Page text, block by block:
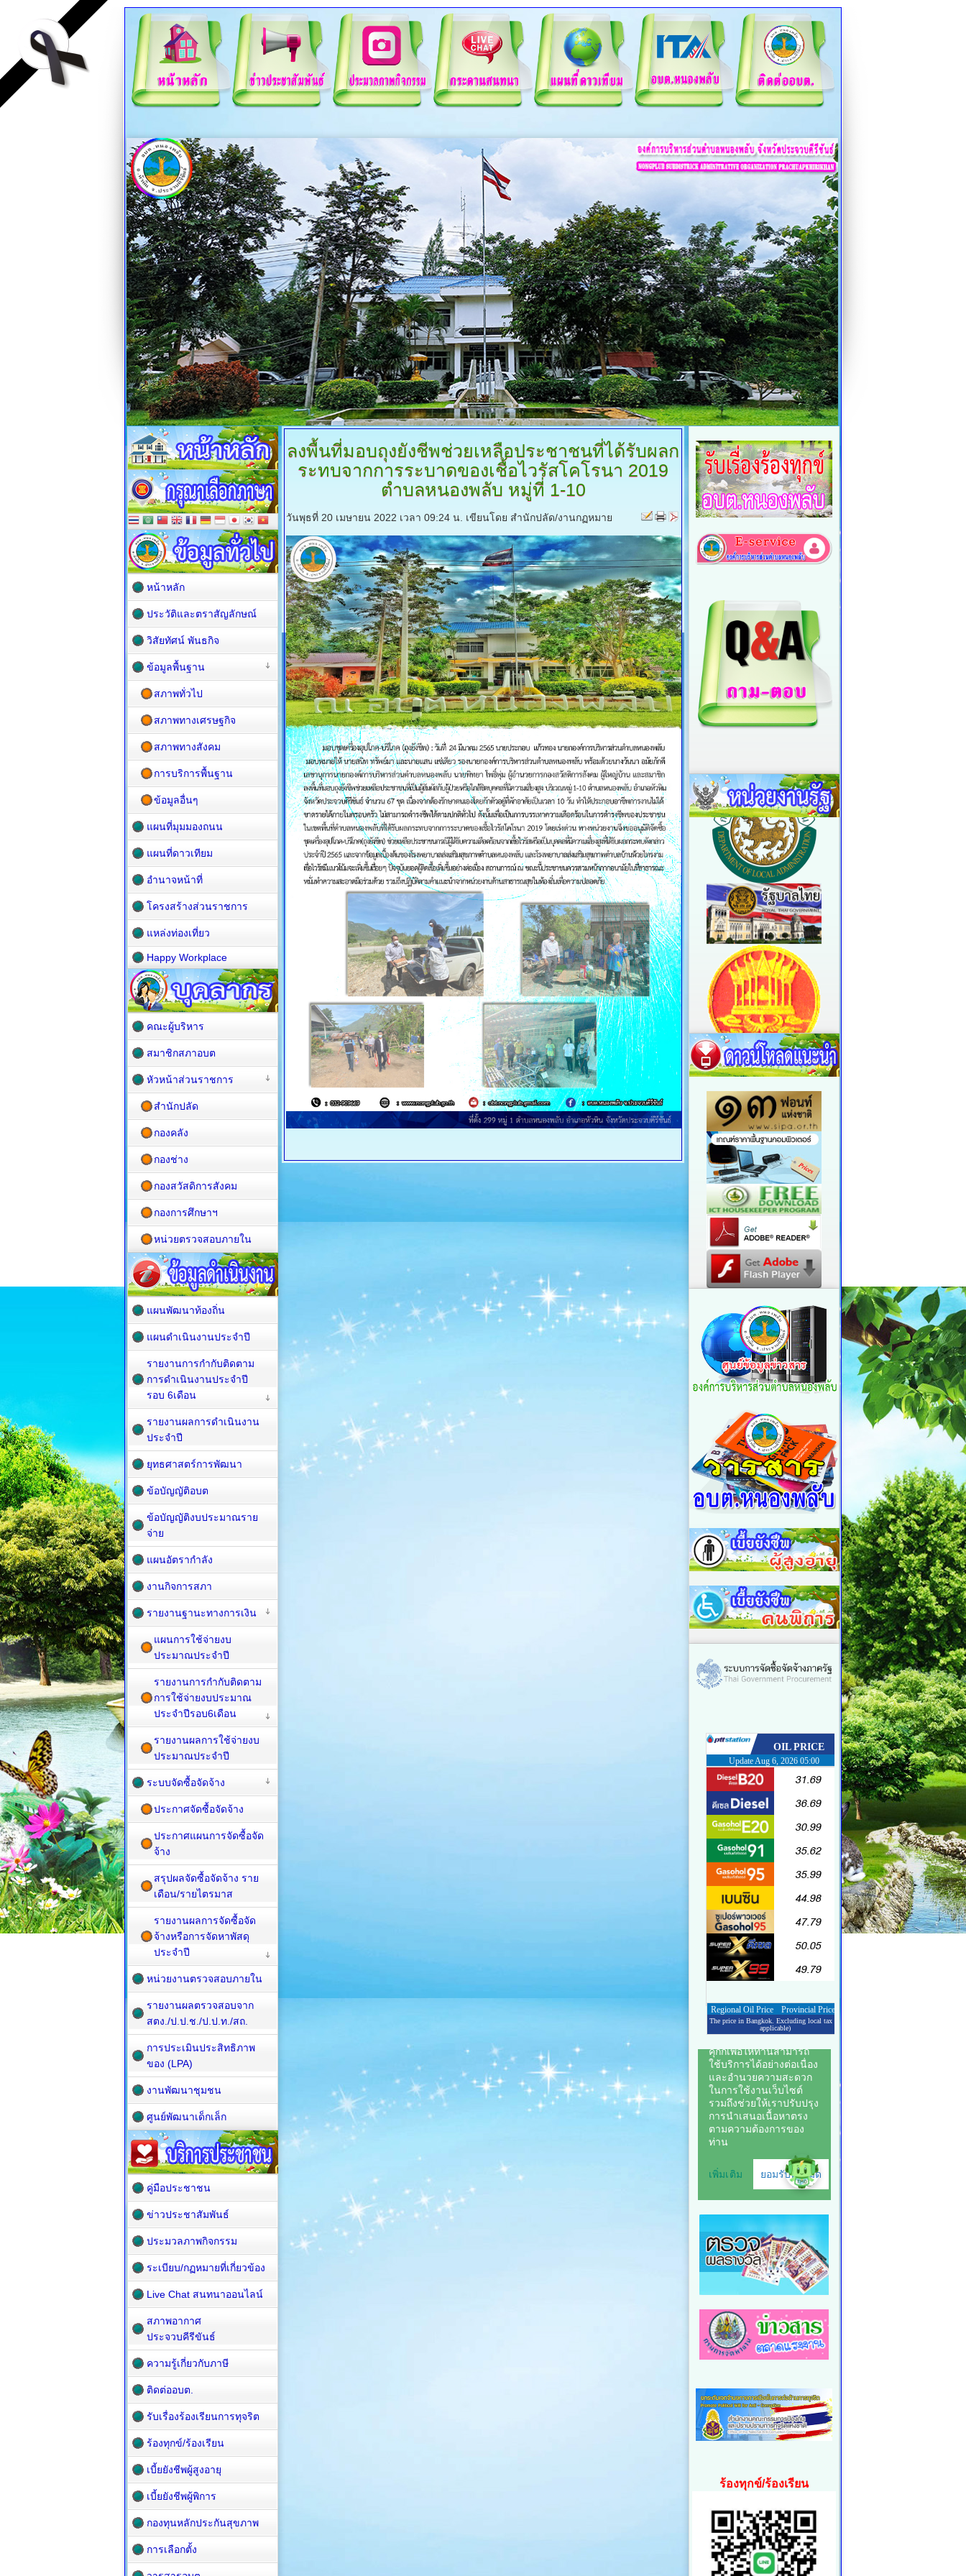
ลงพื้นที่มอบถุงยังชีพช่วยเหลือประชาชนที่ได้รับผลก
ระทบจากการระบาดของเชื้อไวรัสโคโรนา 2019
ตำบลหนองพลับ หมู่ที่ 1-10
วันพุธที่ 20 เมษายน 2022 เวลา 09:24 น. เขียนโดย สำนักปลัด/งานกฏหมาย
หน้าหลัก
ประวัติและตราสัญลักษณ์
วิสัยทัศน์ พันธกิจ
ข้อมูลพื้นฐาน
สภาพทั่วไป
สภาพทางเศรษฐกิจ
สภาพทางสังคม
การบริการพื้นฐาน
ข้อมูลอื่นๆ
แผนที่มุมมองถนน
แผนที่ดาวเทียม
อำนาจหน้าที่
โครงสร้างส่วนราชการ
แหล่งท่องเที่ยว
Happy Workplace
คณะผู้บริหาร
สมาชิกสภาอบต
หัวหน้าส่วนราชการ
สำนักปลัด
กองคลัง
กองช่าง
กองสวัสดิการสังคม
กองการศึกษาฯ
หน่วยตรวจสอบภายใน
แผนพัฒนาท้องถิ่น
แผนดำเนินงานประจำปี
รายงานการกำกับติดตาม
การดำเนินงานประจำปี
รอบ 6เดือน
รายงานผลการดำเนินงาน
ประจำปี
ยุทธศาสตร์การพัฒนา
ข้อบัญญัติอบต
ข้อบัญญัติงบประมาณราย
จ่าย
แผนอัตรากำลัง
งานกิจการสภา
รายงานฐานะทางการเงิน
แผนการใช้จ่ายงบ
ประมาณประจำปี
รายงานการกำกับติดตาม
การใช้จ่ายงบประมาณ
ประจำปีรอบ6เดือน
รายงานผลการใช้จ่ายงบ
ประมาณประจำปี
ระบบจัดซื้อจัดจ้าง
ประกาศจัดซื้อจัดจ้าง
ประกาศแผนการจัดซื้อจัด
จ้าง
สรุปผลจัดซื้อจัดจ้าง ราย
เดือน/รายไตรมาส
รายงานผลการจัดซื้อจัด
จ้างหรือการจัดหาพัสดุ
ประจำปี
หน่วยงานตรวจสอบภายใน
รายงานผลตรวจสอบจาก
สตง./ป.ป.ช./ป.ป.ท./สถ.
การประเมินประสิทธิภาพ
ของ (LPA)
งานพัฒนาชุมชน
ศูนย์พัฒนาเด็กเล็ก
คู่มือประชาชน
ข่าวประชาสัมพันธ์
ประมวลภาพกิจกรรม
ระเบียบ/กฏหมายที่เกี่ยวข้อง
Live Chat สนทนาออนไลน์
สภาพอากาศ
ประจวบคีรีขันธ์
ความรู้เกี่ยวกับภาษี
ติดต่ออบต.
รับเรื่องร้องเรียนการทุจริต
ร้องทุกข์/ร้องเรียน
เบี้ยยังชีพผู้สูงอายุ
เบี้ยยังชีพผู้พิการ
กองทุนหลักประกันสุขภาพ
การเลือกตั้ง
ร้องทุกข์/ร้องเรียน